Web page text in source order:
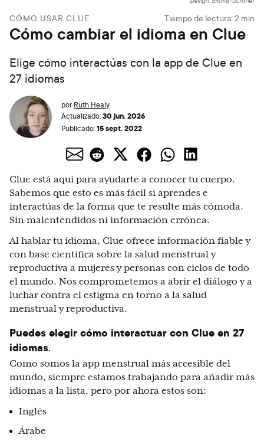
CÓMO USAR CLUE Tiempo de lectura: 2 min
Cómo cambiar el idioma en Clue
Elige cómo interactúas con la app de Clue en
27 idiomas
por Ruth Healy
Actualizado:30 jun. 2026
Publicado:15 sept. 2022
Clue está aquí para ayudarte a conocer tu cuerpo.
Sabemos que esto es más fácil si aprendes e
interactúas de la forma que te resulte más cómoda.
Sin malentendidos ni información errónea.
Al hablar tu idioma, Clue ofrece información fiable y
con base científica sobre la salud menstrual y
reproductiva a mujeres y personas con ciclos de todo
el mundo. Nos comprometemos a abrir el diálogo y a
luchar contra el estigma en torno a la salud
menstrual y reproductiva.
Puedes elegir cómo interactuar con Clue en 27
idiomas.
Como somos la app menstrual más accesible del
mundo, siempre estamos trabajando para añadir más
idiomas a la lista, pero por ahora estos son:
Inglés
Árabe